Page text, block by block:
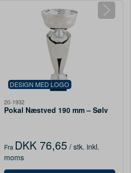
DESIGN MED LOGO
20-1932
Pokal Næstved 190 mm – Sølv
Fra DKK 76,65 / stk. inkl.
moms